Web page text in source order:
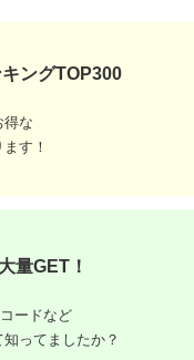
なぎ 食事券 ギ
ングTOP300
得な
す！
量GET！
ードなど
ってましたか？